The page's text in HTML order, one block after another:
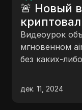
🚨 Новый
USDT
Видеоурок
мгновенном
без каких-
подключение
задач в
дек. 11, 2024